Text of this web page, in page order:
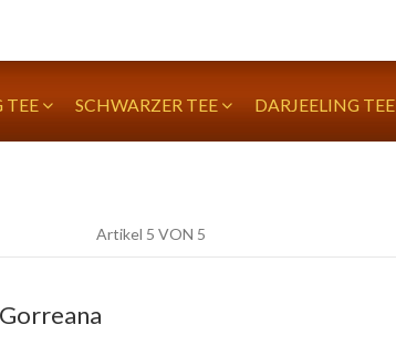
TEE SCHWARZER TEE DARJEELING TEE
Artikel 5 VON 5